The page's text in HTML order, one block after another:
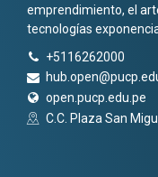
emprendimiento, el
tecnologías
+5116262000
open.pucp.edu.pe
C.C. Plaza San